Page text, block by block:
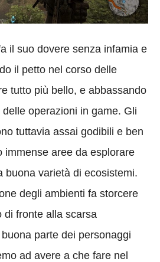
il suo dovere senza infamia e
il petto nel corso delle
tutto più bello, e abbassando
operazioni in game. Gli
tuttavia assai godibili e ben
immense aree da esplorare
buona varietà di ecosistemi.
degli ambienti fa storcere
di fronte alla scarsa
parte dei personaggi
ad avere a che fare nel